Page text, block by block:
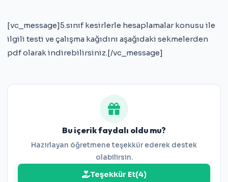
[vc_message]5.sınıf kesirlerle hesaplamalar konusu ile
ilgili testi ve çalışma kağıdını aşağıdaki sekmelerden
pdf olarak indirebilirsiniz.[/vc_message]
Bu içerik faydalı oldu mu?
Hazırlayan öğretmene teşekkür ederek destek
olabilirsin.
Teşekkür Et(4)